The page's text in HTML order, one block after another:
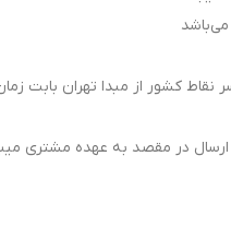
تهران بابت زمان ارسال خیالتون راحت
در مقصد به عهده مشتری